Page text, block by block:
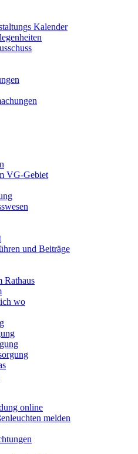
Kalender
VG-Gebiet
und Beiträge
Rathaus
wo
online
melden